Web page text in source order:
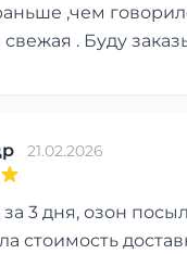
,чем
свежая . Буду
21.02.2026
3 дня, озон
стоимость